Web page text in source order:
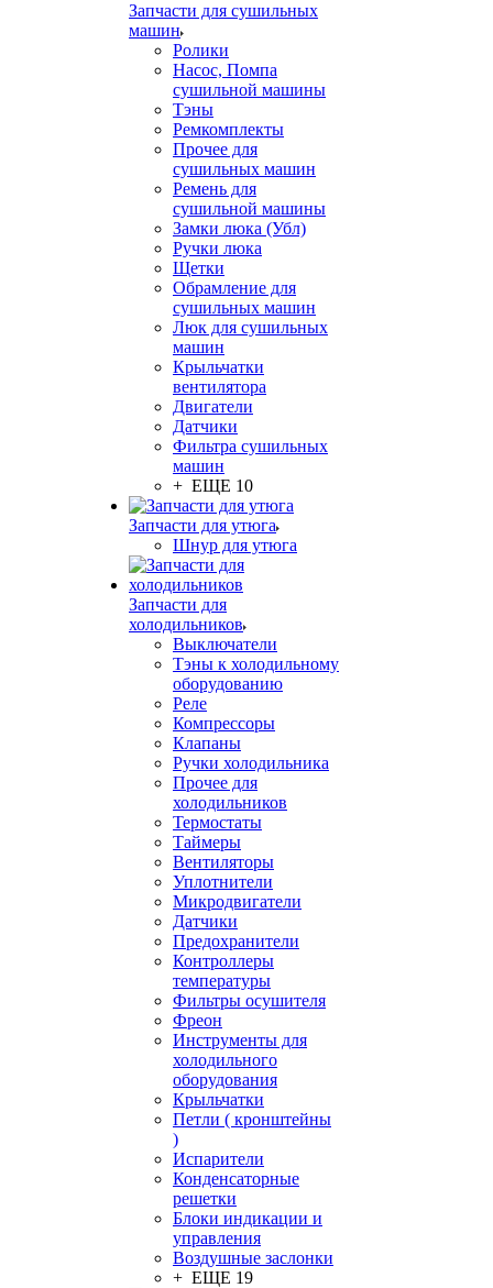
Запчасти для сушильных
машин
Ролики
Насос, Помпа
сушильной машины
Тэны
Ремкомплекты
Прочее для
сушильных машин
Ремень для
сушильной машины
Замки люка (Убл)
Ручки люка
Щетки
Обрамление для
сушильных машин
Люк для сушильных
машин
Крыльчатки
вентилятора
Двигатели
Датчики
Фильтра сушильных
машин
+ ЕЩЕ 10
Запчасти для утюга
Шнур для утюга
Запчасти для
холодильников
Выключатели
Тэны к холодильному
оборудованию
Реле
Компрессоры
Клапаны
Ручки холодильника
Прочее для
холодильников
Термостаты
Таймеры
Вентиляторы
Уплотнители
Микродвигатели
Датчики
Предохранители
Контроллеры
температуры
Фильтры осушителя
Фреон
Инструменты для
холодильного
оборудования
Крыльчатки
Петли ( кронштейны
)
Испарители
Конденсаторные
решетки
Блоки индикации и
управления
Воздушные заслонки
+ ЕЩЕ 19